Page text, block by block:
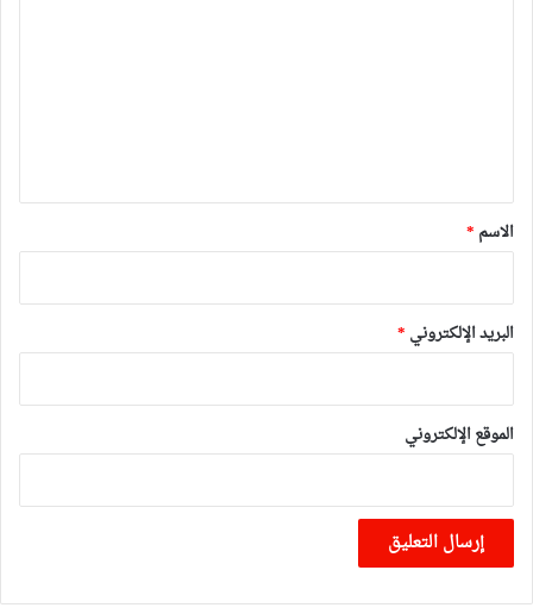
*
الاسم *
البريد الإلكتروني *
الموقع الإلكتروني